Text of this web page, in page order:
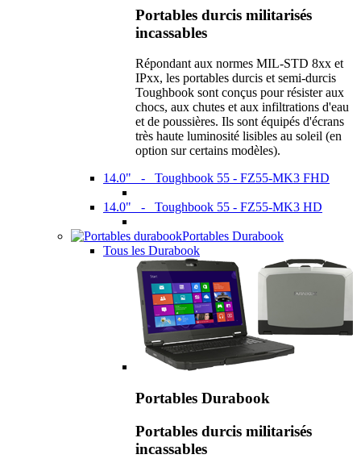
Portables durcis militarisés
incassables
Répondant aux normes MIL-STD 8xx et
IPxx, les portables durcis et semi-durcis
Toughbook sont conçus pour résister aux
chocs, aux chutes et aux infiltrations d'eau
et de poussières. Ils sont équipés d'écrans
très haute luminosité lisibles au soleil (en
option sur certains modèles).
14.0" - Toughbook 55 - FZ55-MK3 FHD
14.0" - Toughbook 55 - FZ55-MK3 HD
Portables Durabook
Tous les Durabook
Portables Durabook
Portables durcis militarisés
incassables